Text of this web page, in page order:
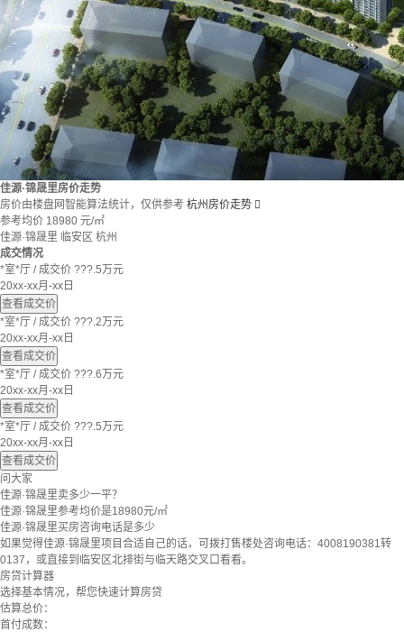
佳源·锦晟里房价走势
房价由楼盘网智能算法统计，仅供参考 杭州房价走势 
参考均价 18980 元/㎡
佳源·锦晟里 临安区 杭州
成交情况
*室*厅 / 成交价 ???.5万元
20xx-xx月-xx日
查看成交价
*室*厅 / 成交价 ???.2万元
20xx-xx月-xx日
查看成交价
*室*厅 / 成交价 ???.6万元
20xx-xx月-xx日
查看成交价
*室*厅 / 成交价 ???.5万元
20xx-xx月-xx日
查看成交价
问大家
佳源·锦晟里卖多少一平？
佳源·锦晟里参考均价是18980元/㎡
佳源·锦晟里买房咨询电话是多少
如果觉得佳源·锦晟里项目合适自己的话，可拨打售楼处咨询电话：4008190381转
0137，或直接到临安区北排街与临天路交叉口看看。
房贷计算器
选择基本情况，帮您快速计算房贷
估算总价：
首付成数：